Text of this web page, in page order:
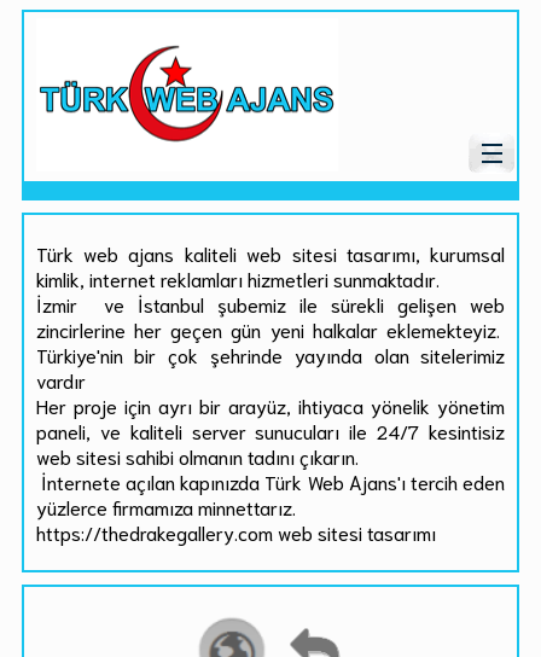
Türk web ajans kaliteli web sitesi tasarımı, kurumsal
kimlik, internet reklamları hizmetleri sunmaktadır.
İzmir ve İstanbul şubemiz ile sürekli gelişen web
zincirlerine her geçen gün yeni halkalar eklemekteyiz.
Türkiye'nin bir çok şehrinde yayında olan sitelerimiz
vardır
Her proje için ayrı bir arayüz, ihtiyaca yönelik yönetim
paneli, ve kaliteli server sunucuları ile 24/7 kesintisiz
web sitesi sahibi olmanın tadını çıkarın.
İnternete açılan kapınızda Türk Web Ajans'ı tercih eden
yüzlerce firmamıza minnettarız.
https://thedrakegallery.com web sitesi tasarımı